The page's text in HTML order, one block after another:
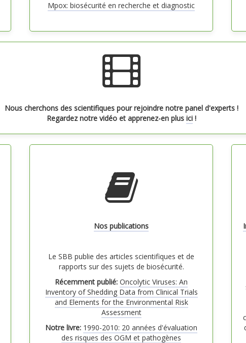
Mpox: biosécurité en recherche et diagnostic
Nous cherchons des scientifiques pour rejoindre notre panel d'experts !
Regardez notre vidéo et apprenez-en plus ici!
Nos publications
Le SBB publie des articles scientifiques et de
rapports sur des sujets de biosécurité.
Récemment publié: Oncolytic Viruses: An
Inventory of Shedding Data from Clinical Trials
and Elements for the Environmental Risk
Assessment
Notre livre: 1990-2010: 20 années d'évaluation
des risques des OGM et pathogènes